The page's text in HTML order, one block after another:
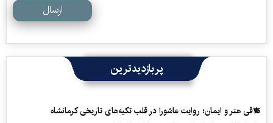
ارسال
پربازدیدترین
تلاقی هنر و ایمان؛ روایت عاشورا در قلب تکیه‌های تاریخی کرمانشاه